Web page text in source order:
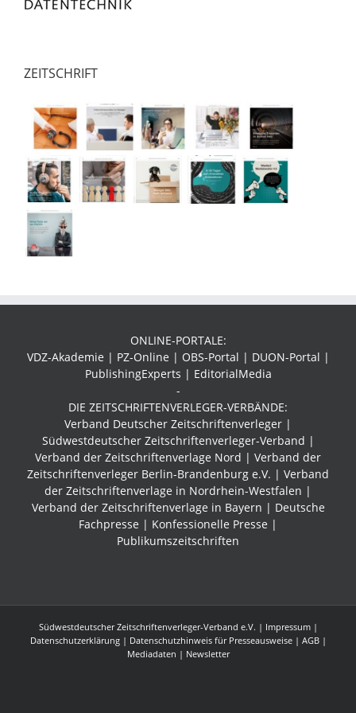
ZEITSCHRIFT
ONLINE-PORTALE:
VDZ-Akademie | PZ-Online | OBS-Portal | DUON-Portal |
PublishingExperts | EditorialMedia
-
DIE ZEITSCHRIFTENVERLEGER-VERBÄNDE:
Verband Deutscher Zeitschriftenverleger |
Südwestdeutscher Zeitschriftenverleger-Verband |
Verband der Zeitschriftenverlage Nord | Verband der
Zeitschriftenverleger Berlin-Brandenburg e.V. | Verband
der Zeitschriftenverlage in Nordrhein-Westfalen |
Verband der Zeitschriftenverlage in Bayern | Deutsche
Fachpresse | Konfessionelle Presse |
Publikumszeitschriften
Südwestdeutscher Zeitschriftenverleger-Verband e.V. | Impressum|
Datenschutzerklärung| Datenschutzhinweis für Presseausweise| AGB|
Mediadaten | Newsletter